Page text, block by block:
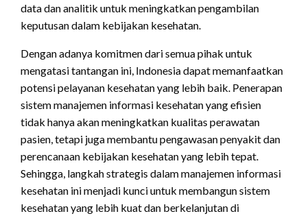
data dan analitik untuk meningkatkan pengambilan
keputusan dalam kebijakan kesehatan.
Dengan adanya komitmen dari semua pihak untuk
mengatasi tantangan ini, Indonesia dapat memanfaatkan
potensi pelayanan kesehatan yang lebih baik. Penerapan
sistem manajemen informasi kesehatan yang efisien
tidak hanya akan meningkatkan kualitas perawatan
pasien, tetapi juga membantu pengawasan penyakit dan
perencanaan kebijakan kesehatan yang lebih tepat.
Sehingga, langkah strategis dalam manajemen informasi
kesehatan ini menjadi kunci untuk membangun sistem
kesehatan yang lebih kuat dan berkelanjutan di